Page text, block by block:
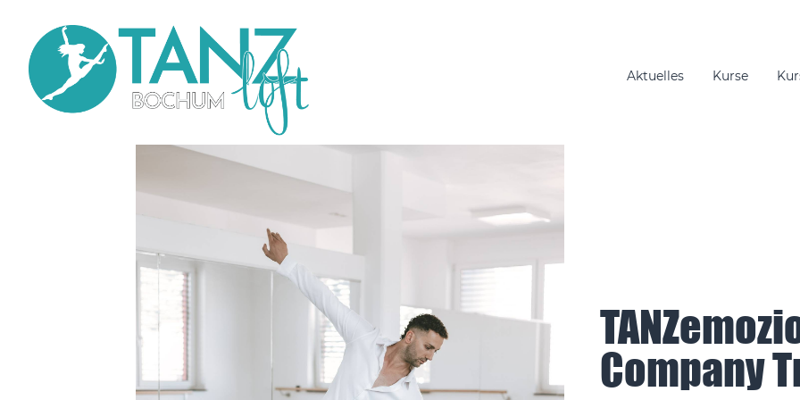
Inhalt
navigation
Aktuelles Kurse
Company